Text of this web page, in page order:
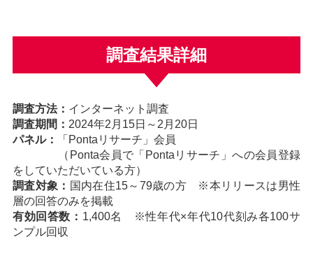
調査結果詳細
調査方法： インターネット調査
調査期間： 2024年2月15日～2月20日
パネル：
「Pontaリサーチ」会員
（Ponta会員で「Pontaリサーチ」への会員登録
をしていただいている方）
調査対象： 国内在住15～79歳の方 ※本リリースは男性
層の回答のみを掲載
有効回答数： 1,400名 ※性年代×年代10代刻み各100サ
ンプル回収